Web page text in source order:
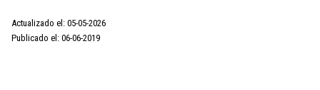
Actualizado el: 05-05-2026
Publicado el: 06-06-2019